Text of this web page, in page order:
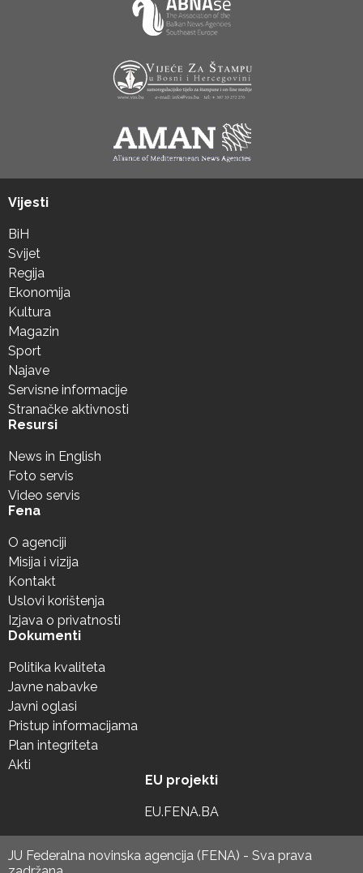
Vijesti
BiH
Svijet
Regija
Ekonomija
Kultura
Magazin
Sport
Najave
Servisne informacije
Stranačke aktivnosti
Resursi
News in English
Foto servis
Video servis
Fena
O agenciji
Misija i vizija
Kontakt
Uslovi korištenja
Izjava o privatnosti
Dokumenti
Politika kvaliteta
Javne nabavke
Javni oglasi
Pristup informacijama
Plan integriteta
Akti
EU projekti
EU.FENA.BA
JU Federalna novinska agencija (FENA) - Sva prava